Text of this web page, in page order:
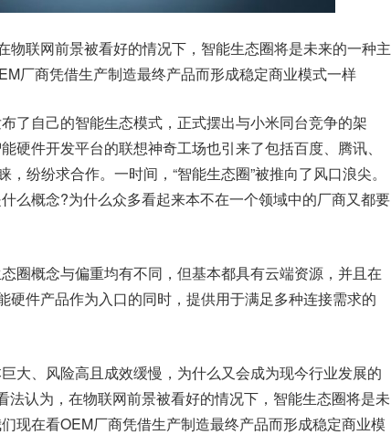
物联网前景被看好的情况下，智能生态圈将是未来的一种主
厂商凭借生产制造最终产品而形成稳定商业模式一样
了自己的智能生态模式，正式摆出与小米同台竞争的架
硬件开发平台的联想神奇工场也引来了包括百度、腾讯、
纷纷求合作。一时间，“智能生态圈”被推向了风口浪尖。
么概念?为什么众多看起来本不在一个领域中的厂商又都要
圈概念与偏重均有不同，但基本都具有云端资源，并且在
硬件产品作为入口的同时，提供用于满足多种连接需求的
大、风险高且成效缓慢，为什么又会成为现今行业发展的
法认为，在物联网前景被看好的情况下，智能生态圈将是未
现在看OEM厂商凭借生产制造最终产品而形成稳定商业模